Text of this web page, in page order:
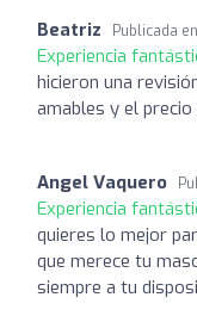
Beatriz Publicada en
Experiencia
hicieron una
amables y el precio
Angel Vaquero
Experiencia
quieres lo mejor
que merece tu
siempre a tu